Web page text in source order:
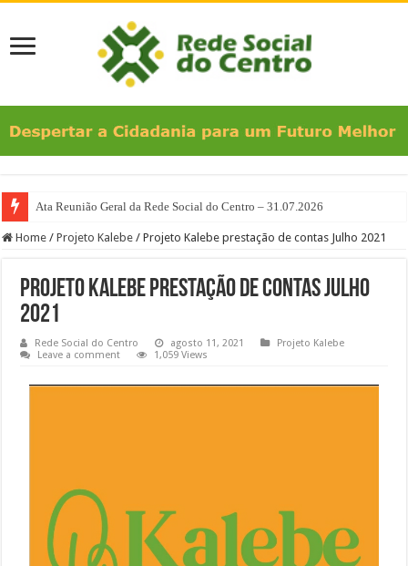
Ata Reunião Geral da Rede Social do Centro – 31.07.2026
Home / Projeto Kalebe / Projeto Kalebe prestação de contas Julho 2021
Projeto Kalebe prestação de contas Julho
2021
Rede Social do Centro agosto 11, 2021
Projeto Kalebe
Leave a comment
1,059 Views